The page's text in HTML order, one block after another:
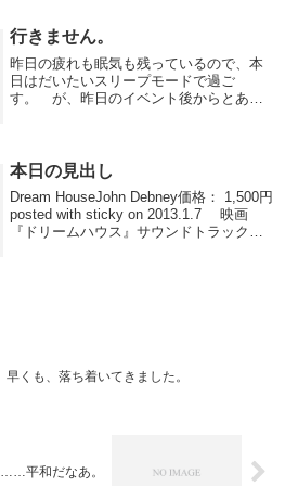
ず。ちなみにiTMSでリン...
行きません。
昨日の疲れも眠気も残っているので、本
日はだいたいスリープモードで過ご
す。 が、昨日のイベント後からとある
陽気の下、たらたらとバイクを...
本日の見出し
Dream HouseJohn Debney価格： 1,500円
posted with sticky on 2013.1.7 映画
『ドリームハウス』サウンドトラックよ
早くも、落ち着いてきました。
……平和だなあ。